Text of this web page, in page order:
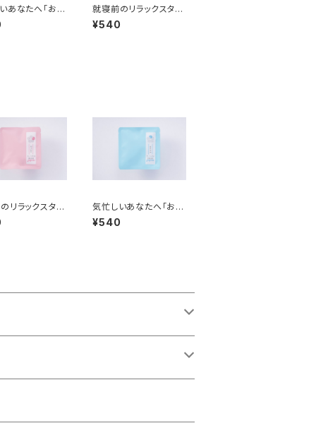
あなたへ「おだ
オンライン数量
就寝前のリラックスタイ
ムに「ゆったり」【オンラ
イン数量限定】
¥540
リラックスタイ
限定】
気忙しいあなたへ「おだ
やか」【オンライン数量
限定】
¥540